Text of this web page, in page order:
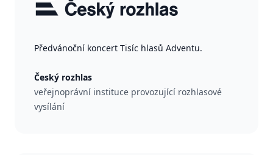
Předvánoční koncert Tisíc hlasů Adventu.
Český rozhlas
veřejnoprávní instituce provozující rozhlasové
vysílání